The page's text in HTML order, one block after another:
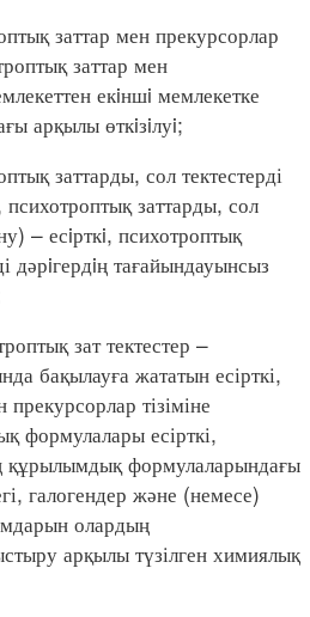
заттар мен прекурсорлар
заттар мен
екiншi мемлекетке
арқылы өткiзiлуi;
заттарды, сол тектестерді
заттарды, сол
– есiрткi, психотроптық
дәрiгердiң тағайындауынсыз
зат тектестер –
бақылауға жататын есірткі,
тізіміне
формулалары есірткі,
құрылымдық формулаларындағы
галогендер және (немесе)
олардың
арқылы түзілген химиялық